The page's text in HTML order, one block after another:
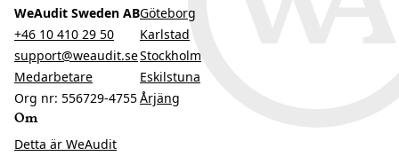
WeAudit Sweden AB
+46 10 410 29 50
support@weaudit.se
Medarbetare
Org nr: 556729-4755
Göteborg
Karlstad
Stockholm
Eskilstuna
Årjäng
Om
Detta är WeAudit